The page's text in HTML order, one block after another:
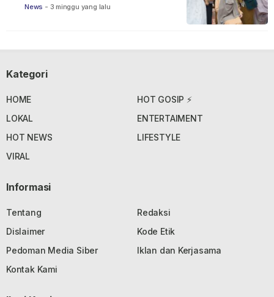
News - 3 minggu yang lalu
Kategori
HOME
HOT GOSIP ⚡
LOKAL
ENTERTAIMENT
HOT NEWS
LIFESTYLE
VIRAL
Informasi
Tentang
Redaksi
Dislaimer
Kode Etik
Pedoman Media Siber
Iklan dan Kerjasama
Kontak Kami